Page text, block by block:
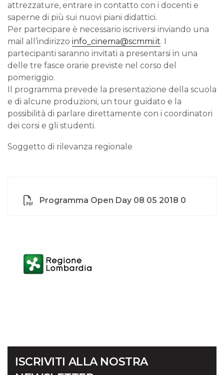
attrezzature, entrare in contatto con i docenti e
saperne di più sui nuovi piani didattici.
Per partecipare è necessario iscriversi inviando una
mail all’indirizzo info_cinema@scmmi.it. I
partecipanti saranno invitati a presentarsi in una
delle tre fasce orarie previste nel corso del
pomeriggio.
Il programma prevede la presentazione della scuola
e di alcune produzioni, un tour guidato e la
possibilità di parlare direttamente con i coordinatori
dei corsi e gli studenti.
Soggetto di rilevanza regionale
Programma Open Day 08 05 2018 0
ISCRIVITI ALLA NOSTRA